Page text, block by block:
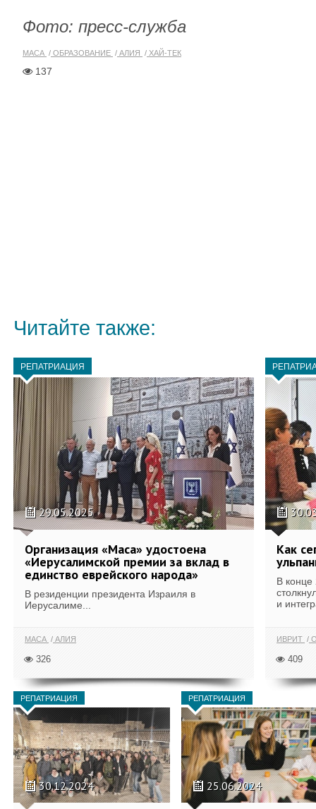
Фото: пресс-служба
МАСА ОБРАЗОВАНИЕ АЛИЯ ХАЙ-ТЕК
137
Читайте также:
РЕПАТРИАЦИЯ
29.05.2025
Организация «Маса» удостоена
«Иерусалимской премии за вклад в
единство еврейского народа»
В резиденции президента Израиля в
Иерусалиме...
МАСА АЛИЯ
326
Как
В конце
и
ИВРИТ
409
РЕПАТРИАЦИЯ
30.12.2024
РЕПАТРИАЦИЯ
25.06.2024